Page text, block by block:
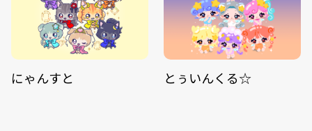
にゃんすと とぅいんくる☆